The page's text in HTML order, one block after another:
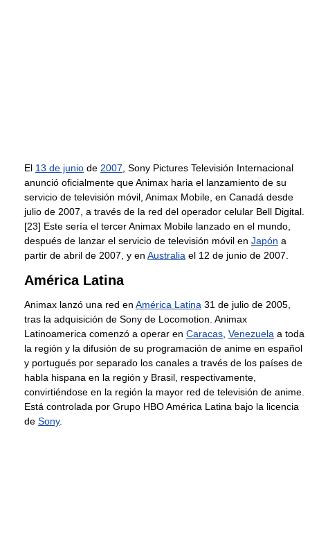
El 13 de junio de 2007, Sony Pictures Televisión Internacional
anunció oficialmente que Animax haria el lanzamiento de su
servicio de televisión móvil, Animax Mobile, en Canadá desde
julio de 2007, a través de la red del operador celular Bell Digital.
[23] Este sería el tercer Animax Mobile lanzado en el mundo,
después de lanzar el servicio de televisión móvil en Japón a
partir de abril de 2007, y en Australia el 12 de junio de 2007.
América Latina
Animax lanzó una red en América Latina 31 de julio de 2005,
tras la adquisición de Sony de Locomotion. Animax
Latinoamerica comenzó a operar en Caracas, Venezuela a toda
la región y la difusión de su programación de anime en español
y portugués por separado los canales a través de los países de
habla hispana en la región y Brasil, respectivamente,
convirtiéndose en la región la mayor red de televisión de anime.
Está controlada por Grupo HBO América Latina bajo la licencia
de Sony.